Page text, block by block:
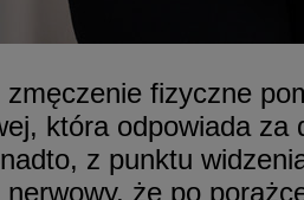
zmęczenie fizyczne
która odpowiada za
z punktu
nerwowy, że po